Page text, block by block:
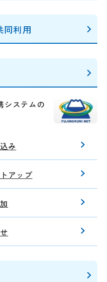
同利用
システムの
み
アップ